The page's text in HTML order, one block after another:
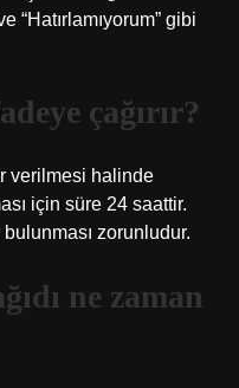
“Hatırlamıyorum” gibi
çağırır?
verilmesi halinde
için süre 24 saattir.
zorunludur.
ne zaman